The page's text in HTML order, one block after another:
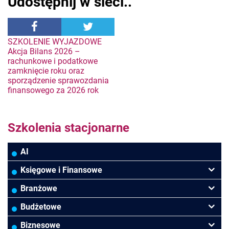
Nawigacja
wpisu
SZKOLENIE WYJAZDOWE
Akcja Bilans 2026 –
rachunkowe i podatkowe
zamknięcie roku oraz
sporządzenie sprawozdania
finansowego za 2026 rok
Szkolenia stacjonarne
AI
Księgowe i Finansowe
Podatki VAT/CIT/PIT
Rachunkowość
Finanse
Branżowe
Banki
Budowlana/Deweloperska
Budżetowe
Rachunkowość budżetowa
Biznesowe